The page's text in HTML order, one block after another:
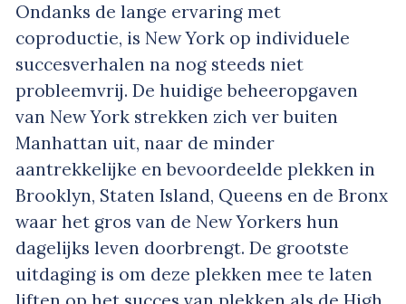
Ondanks de lange ervaring met
coproductie, is New York op individuele
succesverhalen na nog steeds niet
probleemvrij. De huidige beheeropgaven
van New York strekken zich ver buiten
Manhattan uit, naar de minder
aantrekkelijke en bevoordeelde plekken in
Brooklyn, Staten Island, Queens en de Bronx
waar het gros van de New Yorkers hun
dagelijks leven doorbrengt. De grootste
uitdaging is om deze plekken mee te laten